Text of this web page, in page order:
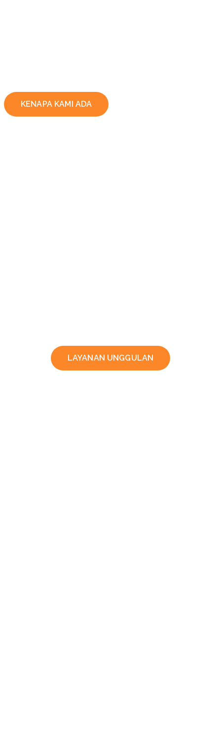
KENAPA KAMI ADA
LAYANAN UNGGULAN